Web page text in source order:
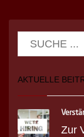
AKTUELLE
Zur